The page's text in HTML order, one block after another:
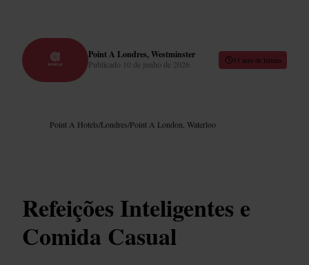
Point A Londres, Westminster
Publicado 10 de junho de 2026 13 min de leitura
Point A Hotels/Londres/Point A London, Waterloo
Refeições Inteligentes e
Comida Casual